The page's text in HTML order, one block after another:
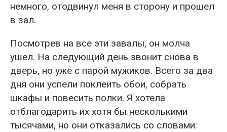
немного, отодвинул меня в сторону и прошел
в зал.
Посмотрев на все эти завалы, он молча
ушел. На следующий день звонит снова в
дверь, но уже с парой мужиков. Всего за два
дня они успели поклеить обои, собрать
шкафы и повесить полки. Я хотела
отблагодарить их хотя бы несколькими
тысячами, но они отказались со словами: